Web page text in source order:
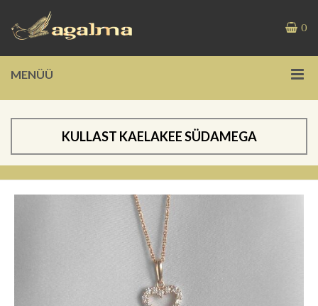
0
MENÜÜ
KULLAST KAELAKEE SÜDAMEGA